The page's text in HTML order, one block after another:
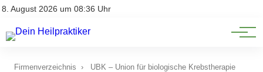
8. August 2026 um 08:36 Uhr
Impressum
Natürliche Medizin
Heilpflanzen & Kräuterkunde
Firmenverzeichnis ›
UBK – Union für biologische Krebstherapie